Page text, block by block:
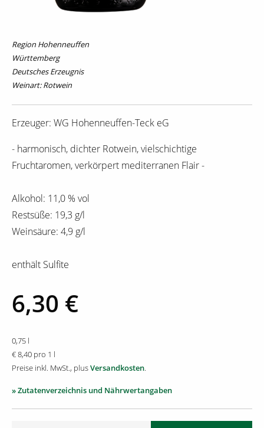
Region Hohenneuffen
Württemberg
Deutsches Erzeugnis
Weinart: Rotwein
Erzeuger: WG Hohenneuffen-Teck eG
- harmonisch, dichter Rotwein, vielschichtige
Fruchtaromen, verkörpert mediterranen Flair -
Alkohol: 11,0 % vol
Restsüße: 19,3 g/l
Weinsäure: 4,9 g/l
enthält Sulfite
6,30 €
0,75 l
€ 8,40 pro 1 l
Preise inkl. MwSt., plusVersandkosten.
» Zutatenverzeichnis und Nährwertangaben